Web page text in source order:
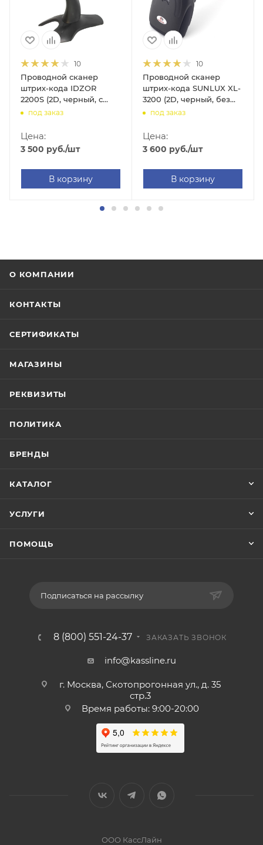
10
Проводной сканер
штрих-кода IDZOR
2200S (2D, черный, с
подставкой)
под заказ
Цена:
3 500 руб./шт
В корзину
10
Проводной сканер
штрих-кода SUNLUX XL-
3200 (2D, черный, без
подставки)
под заказ
Цена:
3 600 руб./шт
В корзину
О КОМПАНИИ
КОНТАКТЫ
СЕРТИФИКАТЫ
МАГАЗИНЫ
РЕКВИЗИТЫ
ПОЛИТИКА
БРЕНДЫ
КАТАЛОГ
УСЛУГИ
ПОМОЩЬ
Подписаться на рассылку
8 (800) 551-24-37 ЗАКАЗАТЬ ЗВОНОК
info@kassline.ru
г. Москва, Скотопрогонная ул., д. 35
стр.3
Время работы: 9:00-20:00
ООО КассЛайн